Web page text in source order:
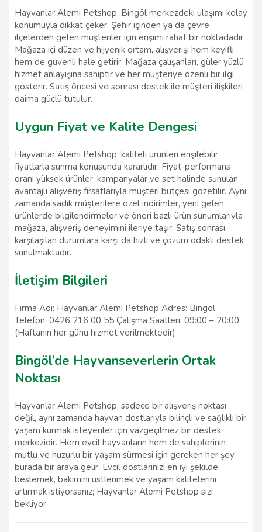
Hayvanlar Alemi Petshop, Bingöl merkezdeki ulaşımı kolay
konumuyla dikkat çeker. Şehir içinden ya da çevre
ilçelerden gelen müşteriler için erişimi rahat bir noktadadır.
Mağaza içi düzen ve hijyenik ortam, alışverişi hem keyifli
hem de güvenli hale getirir. Mağaza çalışanları, güler yüzlü
hizmet anlayışına sahiptir ve her müşteriye özenli bir ilgi
gösterir. Satış öncesi ve sonrası destek ile müşteri ilişkileri
daima güçlü tutulur.
Uygun Fiyat ve Kalite Dengesi
Hayvanlar Alemi Petshop, kaliteli ürünleri erişilebilir
fiyatlarla sunma konusunda kararlıdır. Fiyat-performans
oranı yüksek ürünler, kampanyalar ve set halinde sunulan
avantajlı alışveriş fırsatlarıyla müşteri bütçesi gözetilir. Aynı
zamanda sadık müşterilere özel indirimler, yeni gelen
ürünlerde bilgilendirmeler ve öneri bazlı ürün sunumlarıyla
mağaza, alışveriş deneyimini ileriye taşır. Satış sonrası
karşılaşılan durumlara karşı da hızlı ve çözüm odaklı destek
sunulmaktadır.
İletişim Bilgileri
Firma Adı: Hayvanlar Alemi Petshop Adres: Bingöl
Telefon: 0426 216 00 55 Çalışma Saatleri: 09:00 – 20:00
(Haftanın her günü hizmet verilmektedir)
Bingöl’de Hayvanseverlerin Ortak
Noktası
Hayvanlar Alemi Petshop, sadece bir alışveriş noktası
değil, aynı zamanda hayvan dostlarıyla bilinçli ve sağlıklı bir
yaşam kurmak isteyenler için vazgeçilmez bir destek
merkezidir. Hem evcil hayvanların hem de sahiplerinin
mutlu ve huzurlu bir yaşam sürmesi için gereken her şey
burada bir araya gelir. Evcil dostlarınızı en iyi şekilde
beslemek, bakımını üstlenmek ve yaşam kalitelerini
artırmak istiyorsanız; Hayvanlar Alemi Petshop sizi
bekliyor.